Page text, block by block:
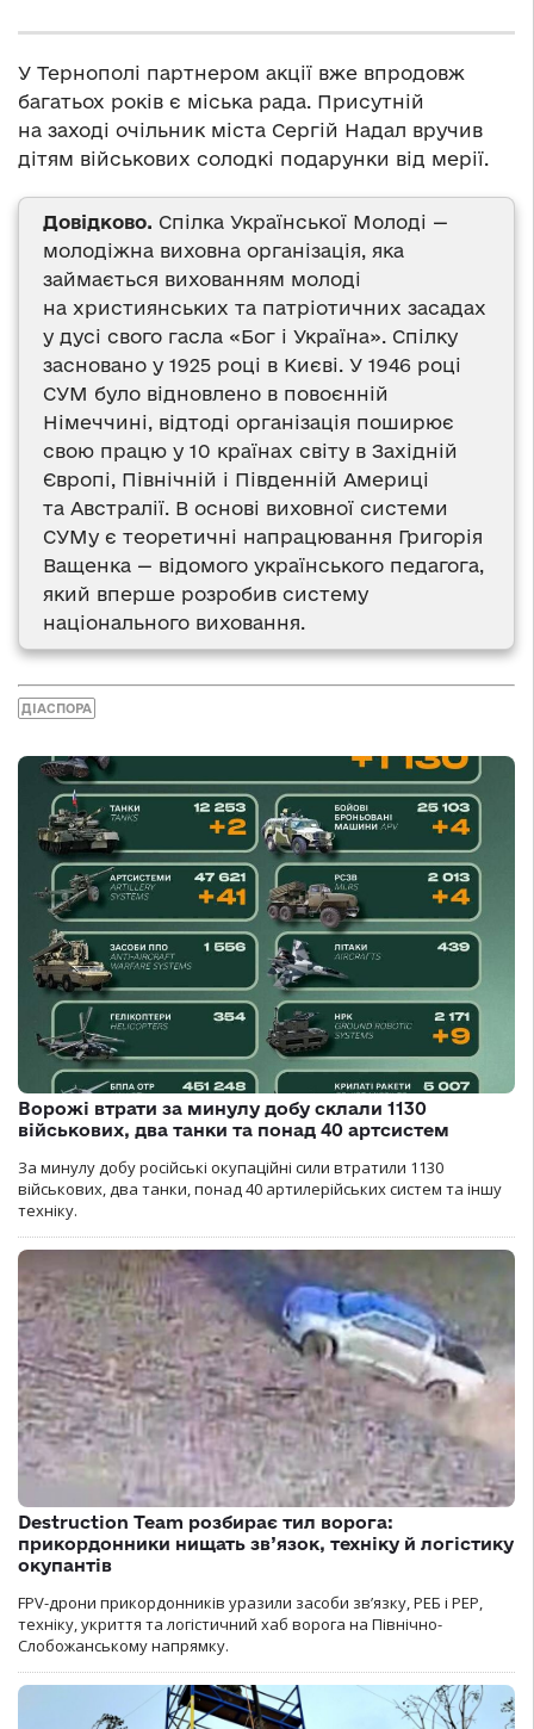
У Тернополі партнером акції вже впродовж
багатьох років є міська рада. Присутній
на заході очільник міста Сергій Надал вручив
дітям військових солодкі подарунки від мерії.
Довідково. Спілка Української Молоді —
молодіжна виховна організація, яка
займається вихованням молоді
на християнських та патріотичних засадах
у дусі свого гасла «Бог і Україна». Спілку
засновано у 1925 році в Києві. У 1946 році
СУМ було відновлено в повоєнній
Німеччині, відтоді організація поширює
свою працю у 10 країнах світу в Західній
Європі, Північній і Південній Америці
та Австралії. В основі виховної системи
СУМу є теоретичні напрацювання Григорія
Ващенка — відомого українського педагога,
який вперше розробив систему
національного виховання.
ДІАСПОРА
Ворожі втрати за минулу добу склали 1130
військових, два танки та понад 40 артсистем
За минулу добу російські окупаційні сили втратили 1130
військових, два танки, понад 40 артилерійських систем та іншу
техніку.
Destruction Team розбирає тил ворога:
прикордонники нищать зв’язок, техніку й логістику
окупантів
FPV-дрони прикордонників уразили засоби зв’язку, РЕБ і РЕР,
техніку, укриття та логістичний хаб ворога на Північно-
Слобожанському напрямку.